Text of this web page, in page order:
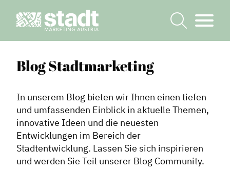
Blog Stadtmarketing
In unserem Blog bieten wir Ihnen einen tiefen
und umfassenden Einblick in aktuelle Themen,
innovative Ideen und die neuesten
Entwicklungen im Bereich der
Stadtentwicklung. Lassen Sie sich inspirieren
und werden Sie Teil unserer Blog Community.